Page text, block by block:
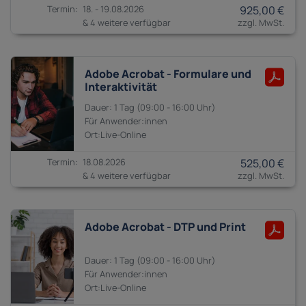
18. - 19.08.2026
& 4 weitere verfügbar
925,00 €
Adobe Acrobat - Formulare und
Interaktivität
1 Tag 09:00 - 16:00
Anwender:innen
18.08.2026
& 4 weitere verfügbar
525,00 €
Adobe Acrobat - DTP und Print
1 Tag 09:00 - 16:00
Anwender:innen